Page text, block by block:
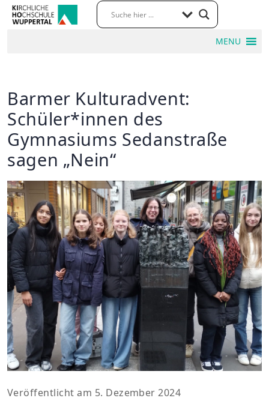
MENU
Barmer Kulturadvent:
Schüler*innen des
Gymnasiums Sedanstraße
sagen „Nein“
Veröffentlicht am 5. Dezember 2024